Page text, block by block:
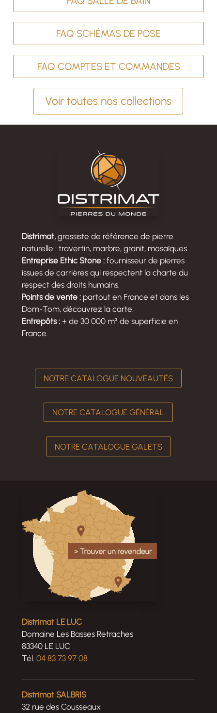
FAQ SCHÉMAS DE POSE
FAQ COMPTES ET COMMANDES
Voir toutes nos collections
Distrimat,grossiste de référence de pierre
naturelle : travertin, marbre, granit, mosaïques.
Entreprise Ethic Stone :fournisseur de pierres
issues de carrières qui respectent la charte du
respect des droits humains.
Points de vente :partout en France et dans les
Dom-Tom, découvrez la carte.
Entrepôts :+ de 30 000 m² de superficie en
France.
NOTRE CATALOGUE NOUVEAUTÉS
NOTRE CATALOGUE GÉNÉRAL
NOTRE CATALOGUE GALETS
Distrimat LE LUC
Domaine Les Basses Retraches
83340 LE LUC
Tél. 04 83 73 97 08
Distrimat SALBRIS
32 rue des Cousseaux